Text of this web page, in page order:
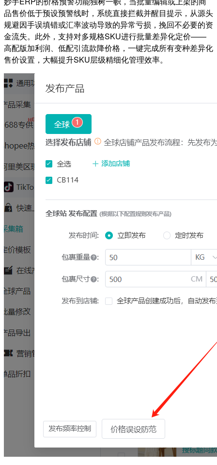
品售价低于预设预警线时，系统直接拦截并醒目提示，从源头
规避因手误填错或汇率波动导致的异常亏损，挽回不必要的资
金流失。此外，支持对多规格SKU进行批量差异化定价——
高配版加利润、低配引流款降价格，一键完成所有变种差异化
售价设置，大幅提升SKU层级精细化管理效率。